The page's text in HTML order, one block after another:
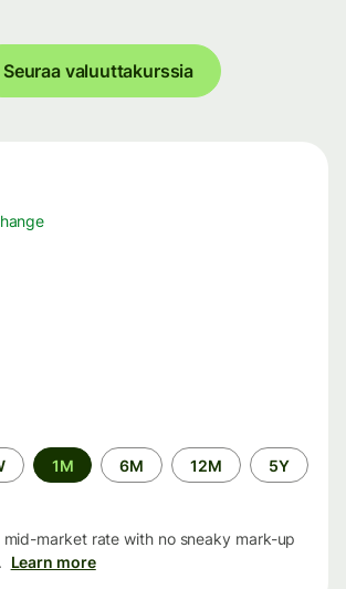
Seuraa valuuttakurssia
1M 6M 12M 5Y
mid-market rate with no sneaky mark-up
Learn more